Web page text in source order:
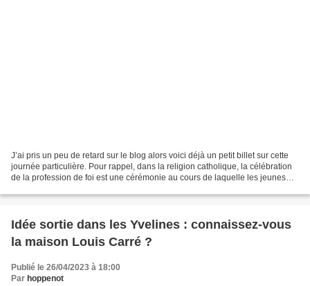
J’ai pris un peu de retard sur le blog alors voici déjà un petit billet sur cette
journée particulière. Pour rappel, dans la religion catholique, la célébration
de la profession de foi est une cérémonie au cours de laquelle les jeunes
Idée sortie dans les Yvelines : connaissez-vous
la maison Louis Carré ?
Publié le 26/04/2023 à 18:00
Par hoppenot